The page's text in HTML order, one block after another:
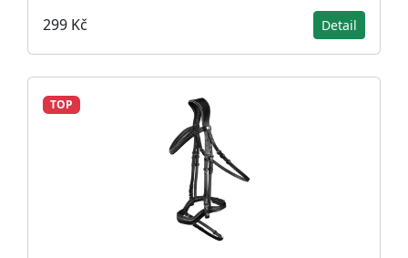
299 Kč Detail
TOP